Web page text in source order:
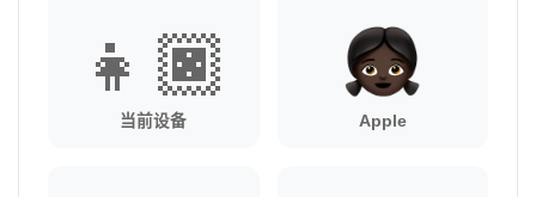
👧🏿
当前设备 Apple